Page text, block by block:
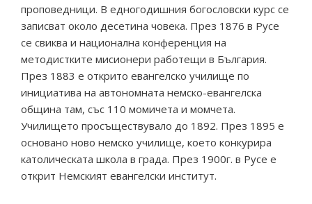
проповедници. В едногодишния богословски курс се
записват около десетина човека. През 1876 в Русе
се свиква и национална конференция на
методистките мисионери работещи в България.
През 1883 е открито евангелско училище по
инициатива на автономната немско-евангелска
община там, със 110 момичета и момчета.
Училището просъществувало до 1892. През 1895 е
основано ново немско училище, което конкурира
католическата школа в града. През 1900г. в Русе е
открит Немският евангелски институт.